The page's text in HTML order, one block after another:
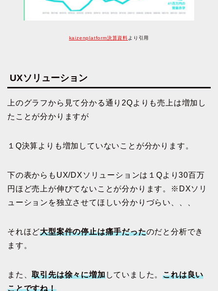
kaizenplatform決算資料 より引用
UXソリューション
上のグラフから見て分かる通り2Qよりも売上は増加し
たことが分かりますが
１Q決算よりも増加していないことが分かります。
下の表からもUX/DXソリューションは１Qより30百万
円ほど売上が伸びてないことが分かります。※DXソリ
ューションを独立させてほしい分かりづらい、、、
それほど大型案件の停止は痛手だったのだと分析でき
ます。
また、取引先は徐々に増加していました。これは良い
ことですね！